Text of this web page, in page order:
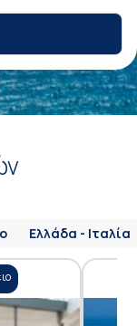
Ελλάδα - Ιταλία